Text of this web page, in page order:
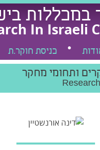
במכללות
In Israeli
כניסת חוקר.ת
ותחומי מחקר